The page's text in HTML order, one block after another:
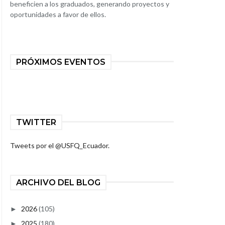
beneficien a los graduados, generando proyectos y
oportunidades a favor de ellos.
PRÓXIMOS EVENTOS
TWITTER
Tweets por el @USFQ_Ecuador.
ARCHIVO DEL BLOG
► 2026(105)
2025 (180)